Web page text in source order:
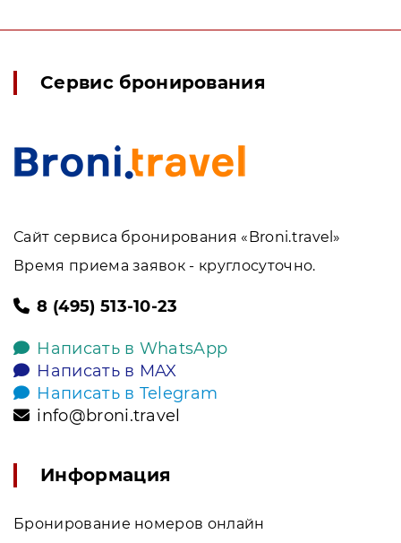
Сервис бронирования
Сайт сервиса бронирования «Broni.travel»
Время приема заявок - круглосуточно.
8 (495) 513-10-23
Написать в WhatsApp
Написать в MAX
Написать в Telegram
info@broni.travel
Информация
Бронирование номеров онлайн